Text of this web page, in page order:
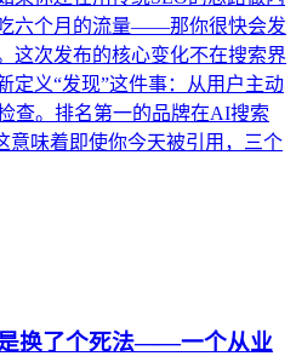
六个月的流量——那你很快会发
这次发布的核心变化不在搜索界
定义“发现”这件事：从用户主动
查。排名第一的品牌在AI搜索
意味着即使你今天被引用，三个
换了个死法——一个从业